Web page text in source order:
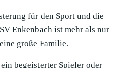
für den Sport und die
Enkenbach ist mehr als nur
große Familie.
begeisterter Spieler oder